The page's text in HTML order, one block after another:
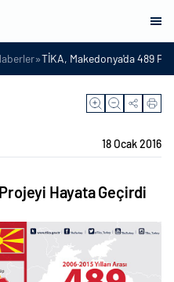
»TİKA, Makedonya'da 489
18 Ocak 2016
Hayata Geçirdi